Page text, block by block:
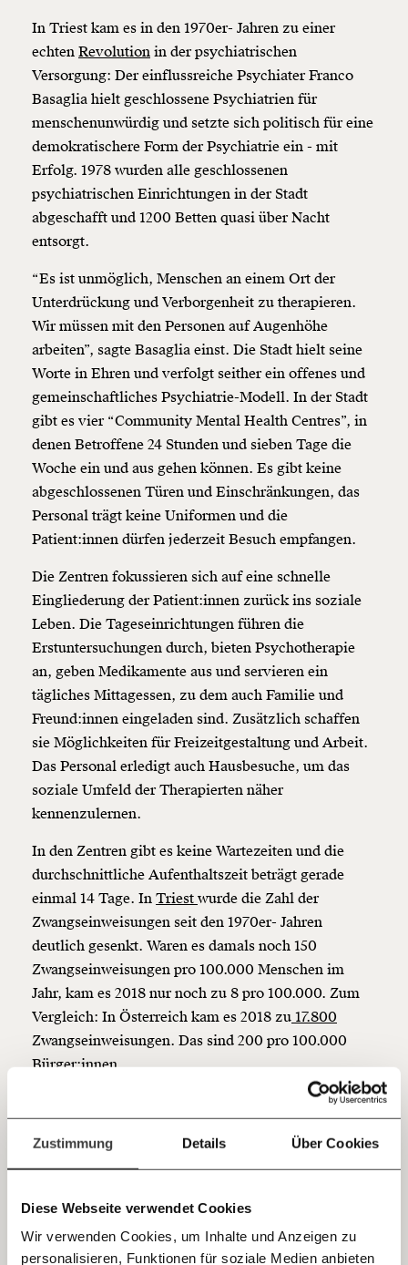
Zustimmung Details Über Cookies
Diese Webseite verwendet Cookies
Wir verwenden Cookies, um Inhalte und Anzeigen zu
personalisieren, Funktionen für soziale Medien anbieten
Veränderung
beginnt mit Dir!
WerdeFördermitgliedund wir können gemeinsam
unsere Wirtschaft so gestalten, dass sie für alle
funktioniert. Unsere Recherchen sind für alle frei im
Netz. Unabhängig und werbefrei. Und das wird auch
so bleiben. Kämpf’ mit uns für den Fortschritt und
unterstütze uns mit Deinem Mitgliedsbeitrag.
Du überweist lieber direkt?
Hier unsere IBAN: AT34 4300 0498 0007 6017
Kontoinhaber: Momentum Institut - Verein für
sozialen Fortschritt
Jetzt
einfach
teilen.
In Triest kam es in den 1970er- Jahren zu einer
echten Revolution in der psychiatrischen
Versorgung: Der einflussreiche Psychiater Franco
Basaglia hielt geschlossene Psychiatrien für
menschenunwürdig und setzte sich politisch für eine
demokratischere Form der Psychiatrie ein - mit
Erfolg. 1978 wurden alle geschlossenen
psychiatrischen Einrichtungen in der Stadt
abgeschafft und 1200 Betten quasi über Nacht
entsorgt.
“Es ist unmöglich, Menschen an einem Ort der
Unterdrückung und Verborgenheit zu therapieren.
Wir müssen mit den Personen auf Augenhöhe
arbeiten”, sagte Basaglia einst. Die Stadt hielt seine
Worte in Ehren und verfolgt seither ein offenes und
gemeinschaftliches Psychiatrie-Modell. In der Stadt
gibt es vier “Community Mental Health Centres”, in
denen Betroffene 24 Stunden und sieben Tage die
Woche ein und aus gehen können. Es gibt keine
abgeschlossenen Türen und Einschränkungen, das
Personal trägt keine Uniformen und die
Patient:innen dürfen jederzeit Besuch empfangen.
Die Zentren fokussieren sich auf eine schnelle
Eingliederung der Patient:innen zurück ins soziale
Leben. Die Tageseinrichtungen führen die
Erstuntersuchungen durch, bieten Psychotherapie
an, geben Medikamente aus und servieren ein
tägliches Mittagessen, zu dem auch Familie und
Freund:innen eingeladen sind. Zusätzlich schaffen
sie Möglichkeiten für Freizeitgestaltung und Arbeit.
Das Personal erledigt auch Hausbesuche, um das
soziale Umfeld der Therapierten näher
kennenzulernen.
In den Zentren gibt es keine Wartezeiten und die
durchschnittliche Aufenthaltszeit beträgt gerade
einmal 14 Tage. In Triest wurde die Zahl der
Zwangseinweisungen seit den 1970er- Jahren
deutlich gesenkt. Waren es damals noch 150
Zwangseinweisungen pro 100.000 Menschen im
Jahr, kam es 2018 nur noch zu 8 pro 100.000. Zum
Vergleich: In Österreich kam es 2018 zu 17.800
Zwangseinweisungen. Das sind 200 pro 100.000
Bürger:innen.
auch Österreich dabei helfen, höhere
Behandlungserfolge zu erzielen und Kosten sowie
Einrichtungen in Triest um 70% reduziert werden.